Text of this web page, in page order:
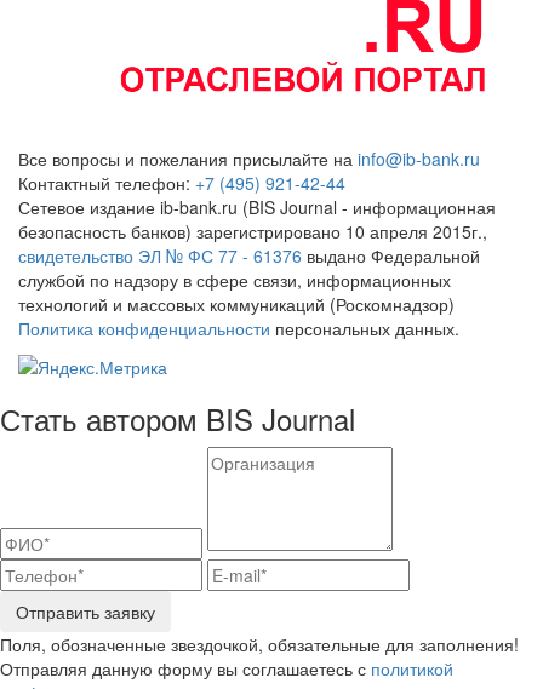
Все вопросы и пожелания присылайте на info@ib-bank.ru
Контактный телефон: +7 (495) 921-42-44
Сетевое издание ib-bank.ru (BIS Journal - информационная
безопасность банков) зарегистрировано 10 апреля 2015г.,
свидетельство ЭЛ № ФС 77 - 61376 выдано Федеральной
службой по надзору в сфере связи, информационных
технологий и массовых коммуникаций (Роскомнадзор)
Политика конфиденциальности персональных данных.
Стать автором BIS Journal
Отправить заявку
Поля, обозначенные звездочкой, обязательные для заполнения!
Отправляя данную форму вы соглашаетесь с политикой